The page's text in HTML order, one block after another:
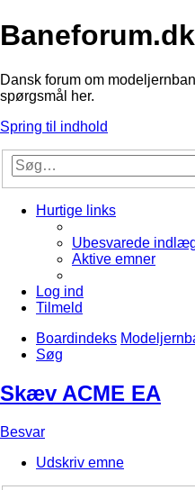
Baneforum.dk
Dansk forum om
spørgsmål her.
Spring til indhold
Hurtige links
Ubesvarede
Aktive emner
Log ind
Tilmeld
Boardindeks
Søg
Skæv ACME EA
Besvar
Udskriv emne